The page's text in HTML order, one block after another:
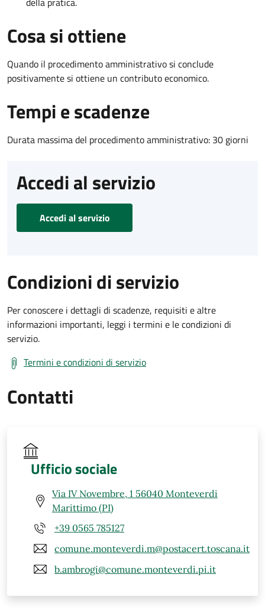
Cosa si ottiene
Quando il procedimento amministrativo si conclude
positivamente si ottiene un contributo economico.
Tempi e scadenze
Durata massima del procedimento amministrativo: 30 giorni
Accedi al servizio
Accedi al servizio
Condizioni di servizio
Per conoscere i dettagli di scadenze, requisiti e altre
informazioni importanti, leggi i termini e le condizioni di
servizio.
Termini e condizioni di servizio
Contatti
Ufficio sociale
Via IV Novembre, 1 56040 Monteverdi
Marittimo (PI)
+39 0565 785127
comune.monteverdi.m@postacert.toscana.it
b.ambrogi@comune.monteverdi.pi.it